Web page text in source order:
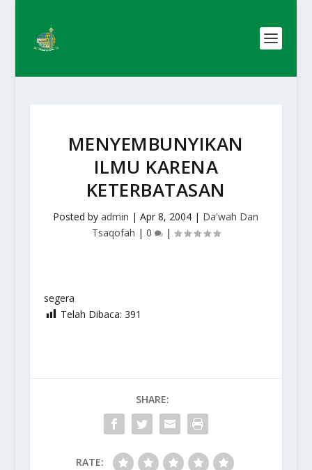
MENYEMBUNYIKAN
ILMU KARENA
KETERBATASAN
Posted byadmin |Apr 8, 2004 | Da'wah Dan
Tsaqofah | 0 |
segera
Telah Dibaca: 391
SHARE:
RATE: